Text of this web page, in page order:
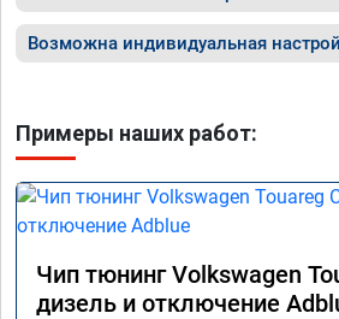
Возможна индивидуальная
Примеры наших работ:
Чип тюнинг Volkswagen
дизель и отключение